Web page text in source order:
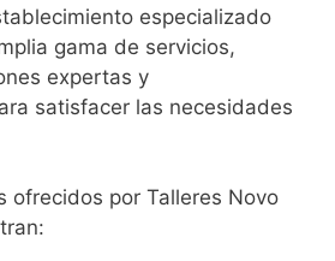
especializado
gama de servicios,
expertas y
satisfacer las necesidades
ofrecidos por Talleres Novo